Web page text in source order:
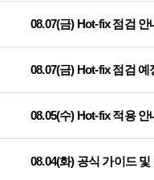
08.07(금) Hot-fix 점검 안
08.07(금) Hot-fix 점검 예
08.05(수) Hot-fix 적용 안
08.04(화) 공식 가이드